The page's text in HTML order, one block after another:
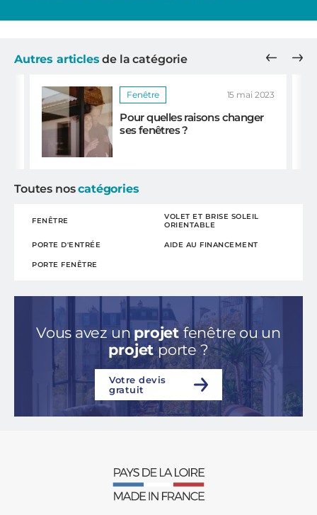
Autres articles de la catégorie
Fenêtre 15 mai 2023
Pour quelles raisons changer
ses fenêtres ?
Toutes noscatégories
FENÊTRE
VOLET ET BRISE SOLEIL
ORIENTABLE
PORTE D'ENTRÉE AIDE AU FINANCEMENT
PORTE FENÊTRE
Vous avez un projetfenêtre ou un
projetporte ?
Votre devis
gratuit